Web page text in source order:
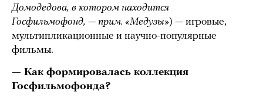
Домодедова, в котором находится
Госфильмофонд, — прим. «Медузы») — игровые,
мультипликационные и научно-популярные
фильмы.
— Как формировалась коллекция
Госфильмофонда?